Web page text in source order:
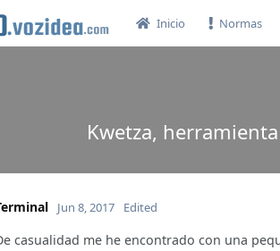
Inicio Normas
Kwetza,
Jun 8, 2017 Edited
casualidad me he encontrado con una